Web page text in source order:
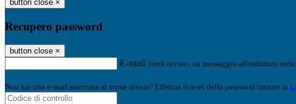
button close ×
Recupero password
button close ×
E-mail Verrà inviato un messaggio all'indirizzo
Non hai una e-mail associata al nome utente? Effettua il reset della password tramite la